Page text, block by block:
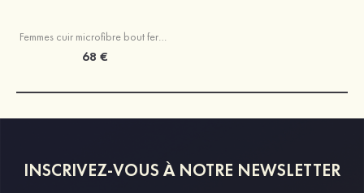
Femmes cuir microfibre bout fermé talons fête et soirée chaussures de mode
68 €
INSCRIVEZ-VOUS À NOTRE NEWSLETTER